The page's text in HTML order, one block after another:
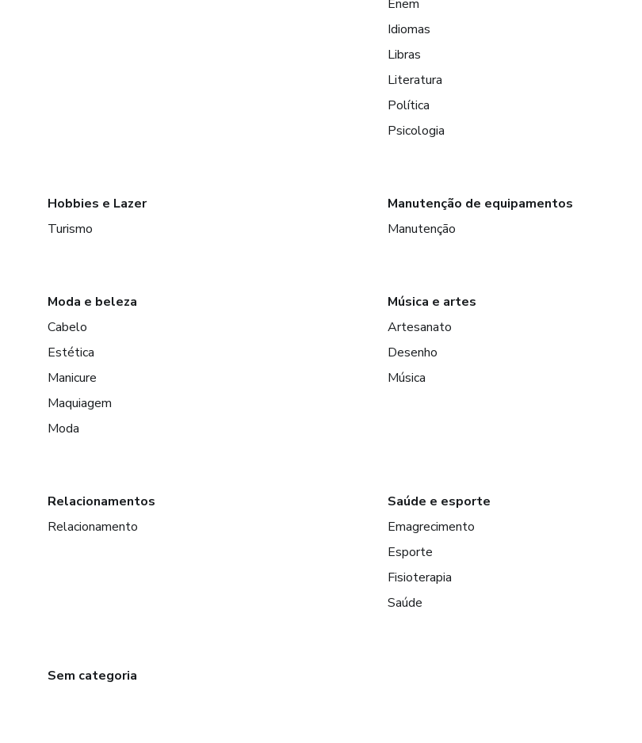
Enem
Idiomas
Libras
Literatura
Política
Psicologia
Hobbies e Lazer
Turismo
Manutenção de equipamentos
Manutenção
Moda e beleza
Cabelo
Estética
Manicure
Maquiagem
Moda
Música e artes
Artesanato
Desenho
Música
Relacionamentos
Relacionamento
Saúde e esporte
Emagrecimento
Esporte
Fisioterapia
Saúde
Sem categoria